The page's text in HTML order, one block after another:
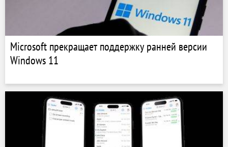
Microsoft прекращает поддержку ранней версии
Windows 11